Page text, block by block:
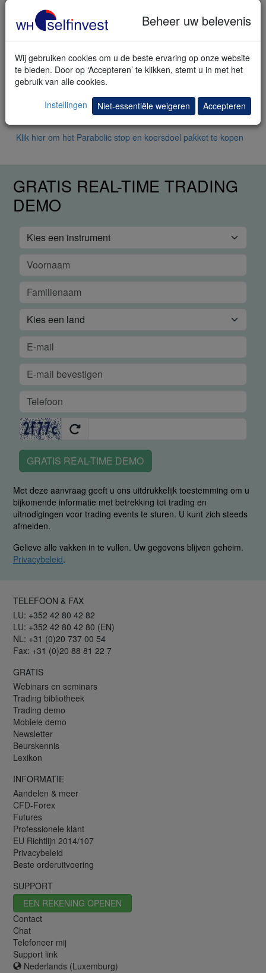
de Parabolic SAR te plaatsen. ‘MultipleOfRisk' is het
koersdoel uitgedrukt als x keer het initiële risico.
‘StopToBreakeven' geeft aan wanneer de stop
automatisch verschoven wordt naar de instapkoers (het
break-even niveau) uitgedrukt als x keer het initiële
risico.
Om semi-automatisch te handelen (= u opent manueel
TradeGuard+AutoOrder in de grafiek. Om automatisch te
handelen, activeer AutoOrder in de grafiek.
Klik hier om het Parabolic stop en koersdoel pakket te kopen
Beheer uw belevenis
Wij gebruiken cookies om u de beste ervaring op onze website
te bieden. Door op ‘Accepteren’ te klikken, stemt u in met het
gebruik van alle cookies.
Instellingen
Niet-essentiële weigeren Accepteren
GRATIS REAL-TIME TRADING
DEMO
GRATIS REAL-TIME DEMO
Met deze aanvraag geeft u ons uitdrukkelijk toestemming om u
bijkomende informatie met betrekking tot trading en
uitnodigingen voor trading events te sturen. U kunt zich steeds
afmelden.
Gelieve alle vakken in te vullen. Uw gegevens blijven geheim.
Privacybeleid.
TELEFOON & FAX
LU: +352 42 80 42 82
LU: +352 42 80 42 80 (EN)
NL: +31 (0)20 737 00 54
Fax: +31 (0)20 88 81 22 7
GRATIS
Webinars en seminars
Trading bibliotheek
Trading demo
Mobiele demo
Newsletter
Beurskennis
Lexikon
INFORMATIE
Aandelen & meer
CFD-Forex
Futures
Professionele klant
EU Richtlijn 2014/107
Privacybeleid
Beste orderuitvoering
SUPPORT
EEN REKENING OPENEN
Contact
Chat
Telefoneer mij
Support link
Nederlands (Luxemburg)